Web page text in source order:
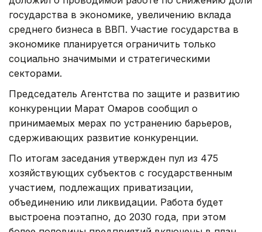
государства в экономике, увеличению вклада
среднего бизнеса в ВВП. Участие государства в
экономике планируется ограничить только
социально значимыми и стратегическими
секторами.
Председатель Агентства по защите и развитию
конкуренции Марат Омаров сообщил о
принимаемых мерах по устранению барьеров,
сдерживающих развитие конкуренции.
По итогам заседания утвержден пул из 475
хозяйствующих субъектов с государственным
участием, подлежащих приватизации,
объединению или ликвидации. Работа будет
выстроена поэтапно, до 2030 года, при этом